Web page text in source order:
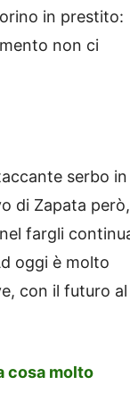
in prestito:
non ci
serbo in
di Zapata però,
fargli
oggi è molto
con il futuro al
cosa molto